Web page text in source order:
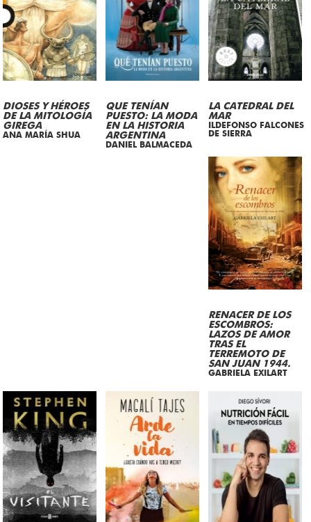
DIOSES Y HÉROES
DE LA MITOLOGÍA
GIREGA
ANA MARÍA SHUA
QUE TENÍAN
PUESTO: LA MODA
EN LA HISTORIA
ARGENTINA
DANIEL BALMACEDA
LA CATEDRAL DEL
MAR
ILDEFONSO FALCONES
DE SIERRA
RENACER DE LOS
ESCOMBROS:
LAZOS DE AMOR
TRAS EL
TERREMOTO DE
SAN JUAN 1944.
GABRIELA EXILART